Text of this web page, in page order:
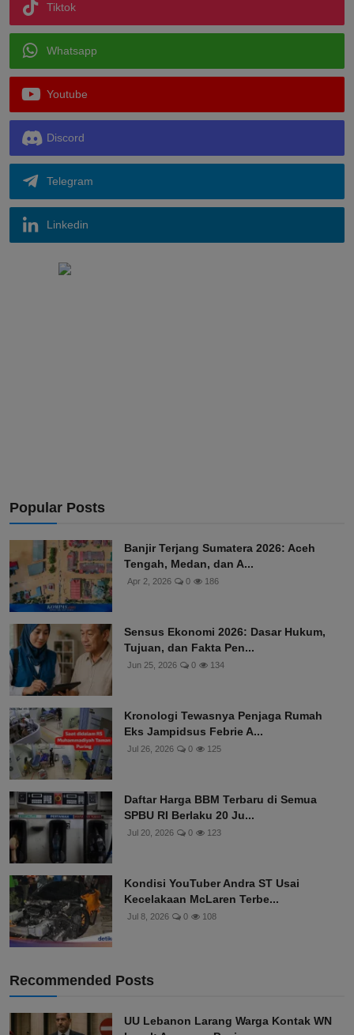
Tiktok
Whatsapp
Youtube
Discord
Telegram
Linkedin
Popular Posts
Banjir Terjang Sumatera 2026: Aceh
Tengah, Medan, dan A...
Apr 2, 2026 0 186
Sensus Ekonomi 2026: Dasar Hukum,
Tujuan, dan Fakta Pen...
Jun 25, 2026 0 134
Kronologi Tewasnya Penjaga Rumah
Eks Jampidsus Febrie A...
Jul 26, 2026 0 125
Daftar Harga BBM Terbaru di Semua
SPBU RI Berlaku 20 Ju...
Jul 20, 2026 0 123
Kondisi YouTuber Andra ST Usai
Kecelakaan McLaren Terbe...
Jul 8, 2026 0 108
Recommended Posts
UU Lebanon Larang Warga Kontak WN